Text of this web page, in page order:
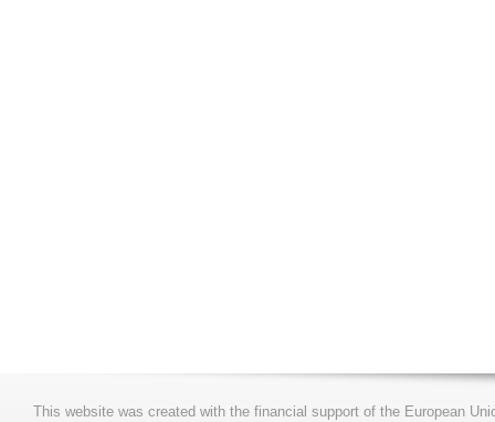
This website was created with the financial support of the European